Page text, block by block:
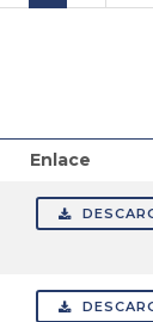
Enlace